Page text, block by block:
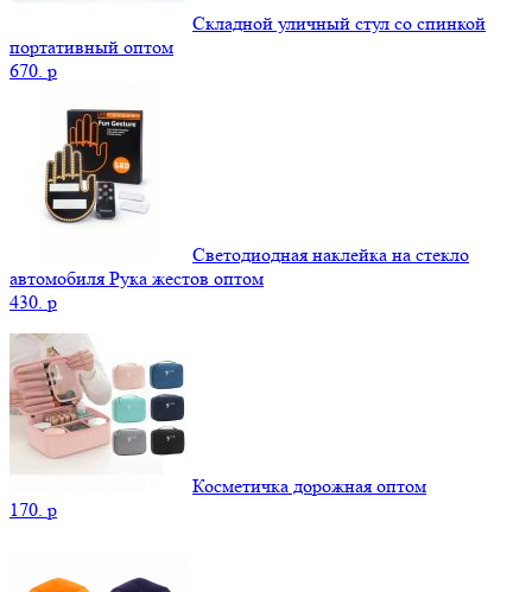
Складной уличный стул со спинкой
портативный оптом
670. p
Светодиодная наклейка на стекло
автомобиля Рука жестов оптом
430. p
Косметичка дорожная оптом
170. p